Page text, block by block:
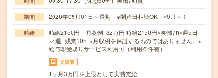
期間 2026年09月01日～長期 ※開始日相談OK ※9月～！
時給
時給2150円 月収例 32万円 時給2150円×実働7h×週5日
×4週+残業10h ※月収例を保証するものではありません。※
給与即受取りサービス利用可（利用条件有）
交通費
1ヶ月3万円を上限として実費支給